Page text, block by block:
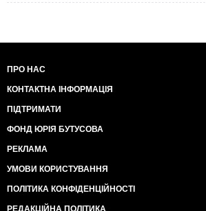
ПРО НАС
КОНТАКТНА ІНФОРМАЦІЯ
ПІДТРИМАТИ
ФОНД ЮРІЯ БУТУСОВА
РЕКЛАМА
УМОВИ КОРИСТУВАННЯ
ПОЛІТИКА КОНФІДЕНЦІЙНОСТІ
РЕДАКЦІЙНА ПОЛІТИКА